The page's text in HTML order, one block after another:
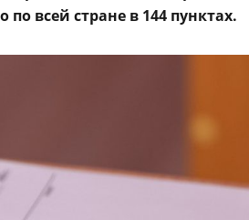
всей стране в 144 пунктах.